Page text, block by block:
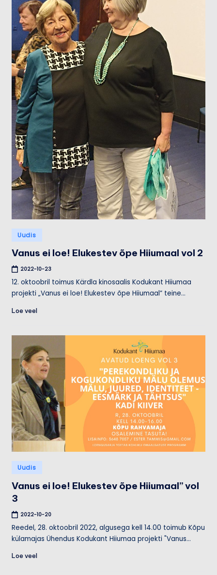
Posted
Uudis
Vanus ei loe! Elukestev õpe Hiiumaal vol 2
2022-10-23
12. oktoobril toimus Kärdla kinosaalis Kodukant Hiiumaa
projekti „Vanus ei loe! Elukestev õpe Hiiumaal” teine…
Loe veel
Posted
Uudis
Vanus ei loe! Elukestev õpe Hiiumaal” vol
3
2022-10-20
Reedel, 28. oktoobril 2022, algusega kell 14.00 toimub Kõpu
külamajas Ühendus Kodukant Hiiumaa projekti "Vanus…
Loe veel